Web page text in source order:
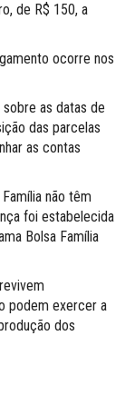
de R$ 150, a
ocorre nos
as datas de
das parcelas
as contas
não têm
foi estabelecida
Bolsa Família
podem exercer a
dos